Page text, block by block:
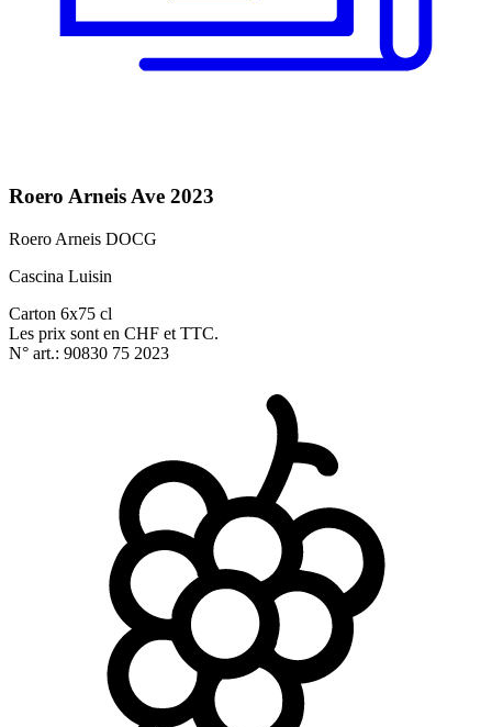
Roero Arneis Ave 2023
Roero Arneis DOCG
Cascina Luisin
Carton 6x75 cl
Les prix sont en CHF et TTC.
N° art.: 90830 75 2023